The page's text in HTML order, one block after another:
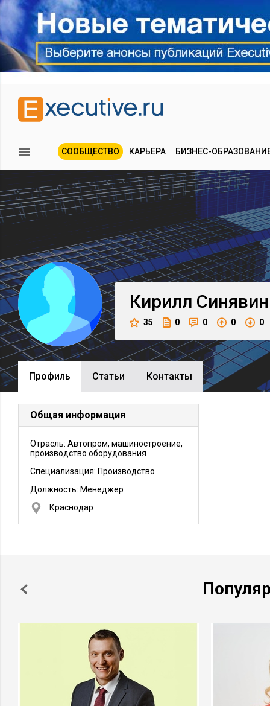
СООБЩЕСТВО КАРЬЕРА БИЗНЕС-
Кирилл Синявин
35 0 0 0 0
Профиль Cтатьи Контакты
Общая информация
Отрасль: Автопром, машиностроение,
производство оборудования
Специализация: Производство
Должность: Менеджер
Краснодар